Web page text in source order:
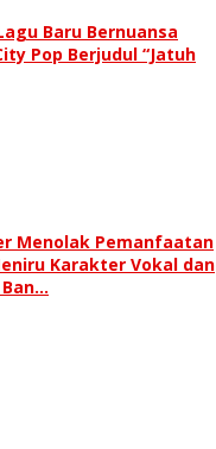
Baru Bernuansa
Pop Berjudul “Jatuh
Menolak Pemanfaatan
Karakter Vokal dan